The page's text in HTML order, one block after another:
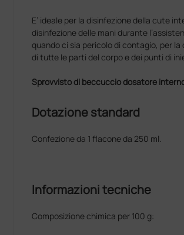
E’ ideale per la disinfezione della cute
disinfezione delle mani durante
quando ci sia pericolo di contagio, per la
di tutte le parti del corpo e dei punti di
Sprovvisto di beccuccio dosatore
Dotazione standard
Confezione da 1 flacone da 250 ml.
Informazioni tecniche
Composizione chimica per 100 g: